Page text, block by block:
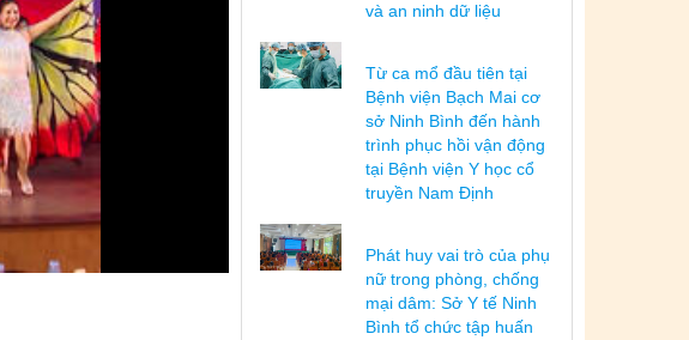
và an ninh dữ liệu
Từ ca mổ đầu tiên tại
Bệnh viện Bạch Mai cơ
sở Ninh Bình đến hành
trình phục hồi vận động
tại Bệnh viện Y học cổ
truyền Nam Định
Phát huy vai trò của phụ
nữ trong phòng, chống
mại dâm: Sở Y tế Ninh
Bình tổ chức tập huấn